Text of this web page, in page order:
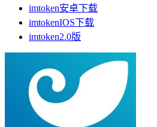
imtoken安卓下载
imtokenIOS下载
imtoken2.0版